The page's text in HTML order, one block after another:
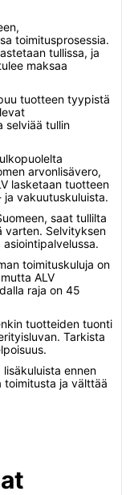
toimitusprosessia.
tullissa, ja
maksaa
tuotteen tyypistä
selviää tullin
arvonlisävero,
lasketaan tuotteen
ja vakuutuskuluista.
saat tullilta
varten. Selvityksen
toimituskuluja on
ALV
raja on 45
tuotteiden tuonti
Tarkista
ennen
toimitusta ja välttää